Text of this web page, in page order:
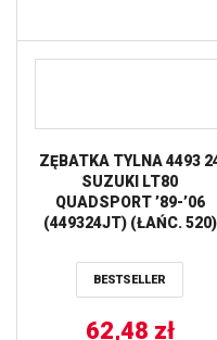
ZĘBATKA TYLNA 4493
SUZUKI LT80
QUADSPORT ’89-’06
(449324JT) (ŁAŃC. 520)
BESTSELLER
62,48 zł